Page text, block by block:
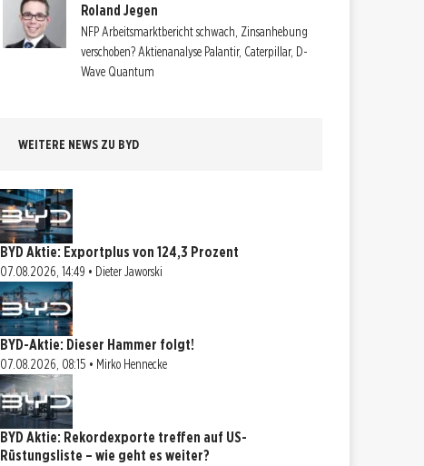
Roland Jegen
NFP Arbeitsmarktbericht schwach, Zinsanhebung
verschoben? Aktienanalyse Palantir, Caterpillar, D-
Wave Quantum
WEITERE NEWS ZU BYD
BYD Aktie: Exportplus von 124,3 Prozent
07.08.2026, 14:49 • Dieter Jaworski
BYD-Aktie: Dieser Hammer folgt!
07.08.2026, 08:15 • Mirko Hennecke
BYD Aktie: Rekordexporte treffen auf US-
Rüstungsliste – wie geht es weiter?